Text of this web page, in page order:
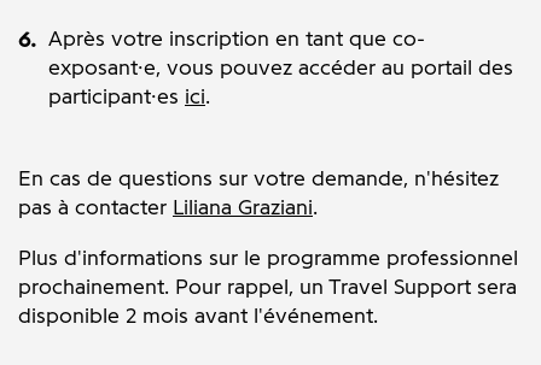
Après votre inscription en tant que co-
exposant·e, vous pouvez accéder au portail des
participant·es ici.
En cas de questions sur votre demande, n'hésitez
pas à contacter Liliana Graziani.
Plus d'informations sur le programme professionnel
prochainement. Pour rappel, un Travel Support sera
disponible 2 mois avant l'événement.